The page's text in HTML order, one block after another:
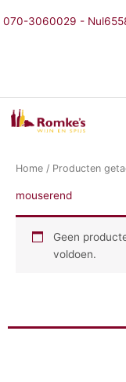
naar
070-3060029 -
Home / Producten
mouserend
Geen
voldoen.